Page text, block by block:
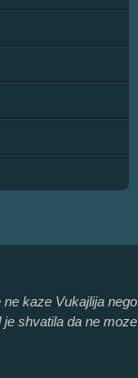
kaze Vukajlija nego
shvatila da ne moze